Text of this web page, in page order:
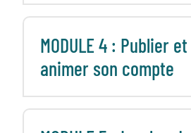
MODULE 4 : Publier et
animer son compte